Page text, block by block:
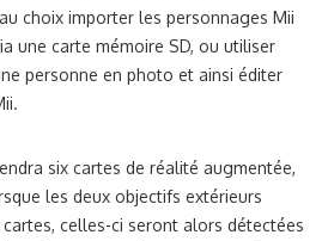
choix importer les personnages Mii
une carte mémoire SD, ou utiliser
personne en photo et ainsi éditer
six cartes de réalité augmentée,
les deux objectifs extérieurs
celles-ci seront alors détectées